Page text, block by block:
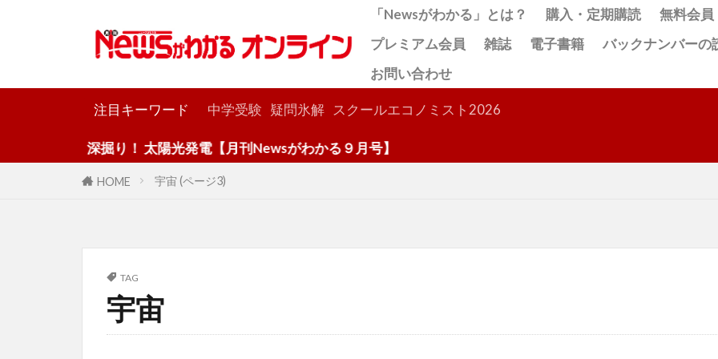
「Newsがわかる」とは？ 購入・定期購読
無料会員
プレミアム会員
雑誌 電子書籍
バックナンバーの
お問い合わせ
注目キーワード 中学受験 疑問氷解 スクールエコノミスト2026
深掘り！ 太陽光発電【月刊Newsがわかる９月号】
HOME 宇宙 (ページ3)
TAG
宇宙
検索